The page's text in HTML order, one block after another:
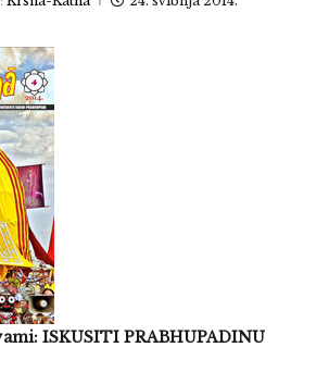
ISKUSITI PRABHUPADINU